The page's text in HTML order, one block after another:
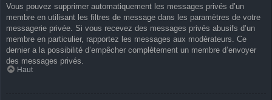
Vous pouvez supprimer automatiquement les messages privés d’un
membre en utilisant les filtres de message dans les paramètres de votre
messagerie privée. Si vous recevez des messages privés abusifs d’un
membre en particulier, rapportez les messages aux modérateurs. Ce
dernier a la possibilité d’empêcher complètement un membre d’envoyer
des messages privés.
Haut